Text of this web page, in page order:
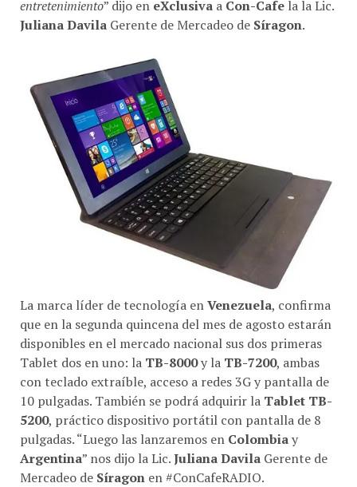
entretenimiento” dijo en eXclusiva a Con-Cafe la la Lic.
Juliana Davila Gerente de Mercadeo de Síragon.
La marca líder de tecnología enVenezuela, confirma
que en la segunda quincena del mes de agosto estarán
disponibles en el mercado nacional sus dos primeras
Tablet dos en uno: la TB-8000y la TB-7200, ambas
con teclado extraíble, acceso a redes 3G y pantalla de
10 pulgadas. También se podrá adquirir la Tablet TB-
5200, práctico dispositivo portátil con pantalla de 8
pulgadas. “Luego las lanzaremos en Colombiay
Argentina” nos dijo la Lic.Juliana Davila Gerente de
Mercadeo de Síragon en #ConCafeRADIO.